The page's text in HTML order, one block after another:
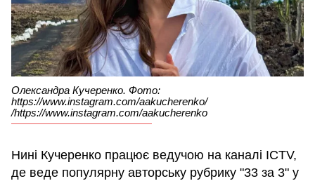
Олександра Кучеренко. Фото:
https://www.instagram.com/aakucherenko/
/https://www.instagram.com/aakucherenko
Нині Кучеренко працює ведучою на каналі ICTV,
де веде популярну авторську рубрику "33 за 3" у